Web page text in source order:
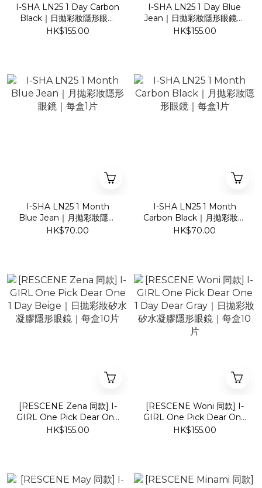
I-SHA LN25 1 Day Carbon
Black｜日拋彩妝隱形眼鏡
｜每盒10片
HK$155.00
I-SHA LN25 1 Day Blue
Jean｜日拋彩妝隱形眼鏡｜
每盒10片
HK$155.00
I-SHA LN25 1 Month
Blue Jean｜月拋彩妝隱形
眼鏡｜每盒1片
HK$70.00
I-SHA LN25 1 Month
Carbon Black｜月拋彩妝隱
形眼鏡｜每盒1片
HK$70.00
[RESCENE Zena 同款] I-
GIRL One Pick Dear One
1 Day Beige｜日拋彩妝矽
HK$155.00
[RESCENE Woni 同款] I-
GIRL One Pick Dear One
1 Day Dear Gray｜日拋彩
HK$155.00